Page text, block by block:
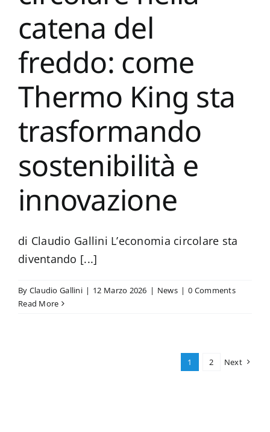
catena del
freddo: come
Thermo King sta
trasformando
sostenibilità e
innovazione
di Claudio Gallini L’economia circolare sta
diventando [...]
By Claudio Gallini | 12 Marzo 2026 | News | 0 Comments
Read More
1 2 Next